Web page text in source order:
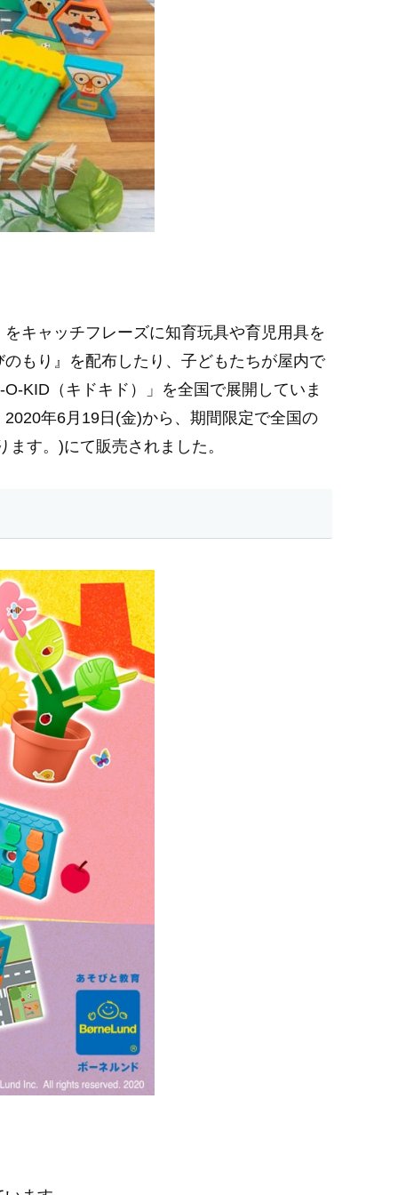
キャッチフレーズに知育玩具や育児用具を
もり』を配布したり、子どもたちが屋内で
KID（キドキド）」を全国で展開していま
年6月19日(金)から、期間限定で全国の
す。)にて販売されました。